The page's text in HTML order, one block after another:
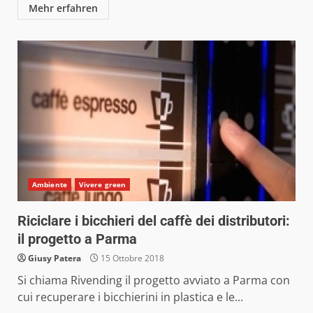
Mehr erfahren
Ambiente Vivere green
Riciclare i bicchieri del caffè dei distributori:
il progetto a Parma
Giusy Patera 15 Ottobre 2018
Si chiama Rivending il progetto avviato a Parma con
cui recuperare i bicchierini in plastica e le...